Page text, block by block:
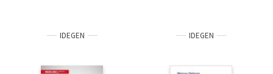
IDEGEN IDEGEN